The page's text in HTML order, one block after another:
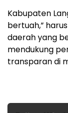
Kabupaten
bertuah,”
daerah yang
mendukung
transparan di